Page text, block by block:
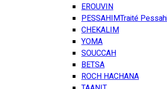
EROUVIN
PESSAHIMTraité
CHEKALIM
YOMA
SOUCCAH
BETSA
ROCH HACHANA